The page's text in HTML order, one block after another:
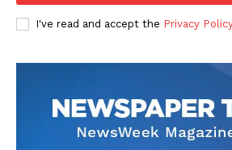
I've read and accept the Privacy Policy